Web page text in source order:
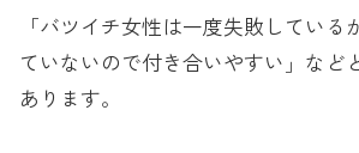
「バツイチ女性は一度失敗している
ていないので付き合いやすい」など
あります。